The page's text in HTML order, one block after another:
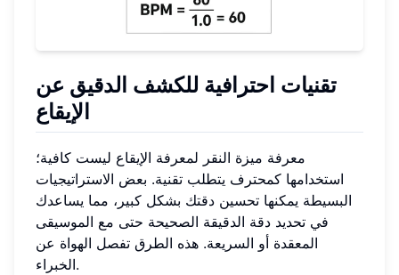
تقنيات احترافية للكشف الدقيق عن
الإيقاع
معرفة ميزة النقر لمعرفة الإيقاع ليست كافية؛
استخدامها كمحترف يتطلب تقنية. بعض الاستراتيجيات
البسيطة يمكنها تحسين دقتك بشكل كبير، مما يساعدك
في تحديد دقة الدقيقة الصحيحة حتى مع الموسيقى
المعقدة أو السريعة. هذه الطرق تفصل الهواة عن
الخبراء.